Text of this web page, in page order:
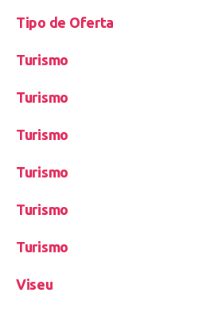
Tipo de Oferta
Turismo
Turismo
Turismo
Turismo
Turismo
Turismo
Viseu